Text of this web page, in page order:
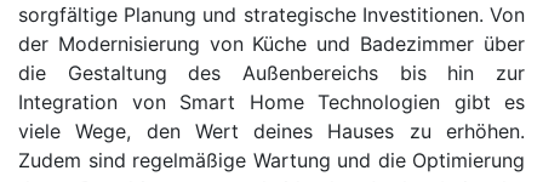
sorgfältige Planung und strategische Investitionen. Von
der Modernisierung von Küche und Badezimmer über
die Gestaltung des Außenbereichs bis hin zur
Integration von Smart Home Technologien gibt es
viele Wege, den Wert deines Hauses zu erhöhen.
Zudem sind regelmäßige Wartung und die Optimierung